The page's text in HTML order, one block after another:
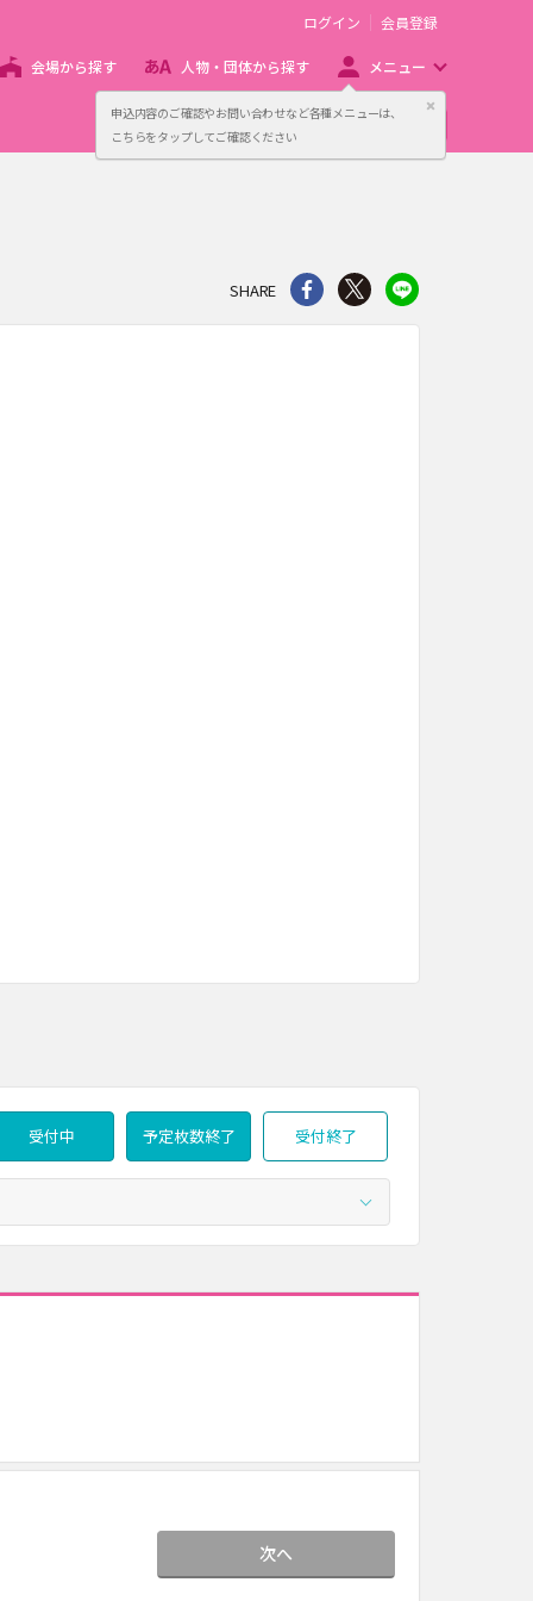
申込内容のご確認やお問い合わせなど各種メニューは、
こちらをタップしてご確認ください
閉じる
ログイン 会員登録
会場から探す 人物・団体から探す メニュー
主催者向け販売サービス
SHARE シェア Twitter
受付中 予定枚数終了 受付終了
次へ